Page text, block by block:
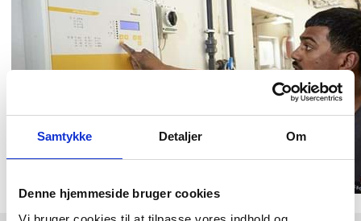
Samtykke Detaljer Om
Denne hjemmeside bruger cookies